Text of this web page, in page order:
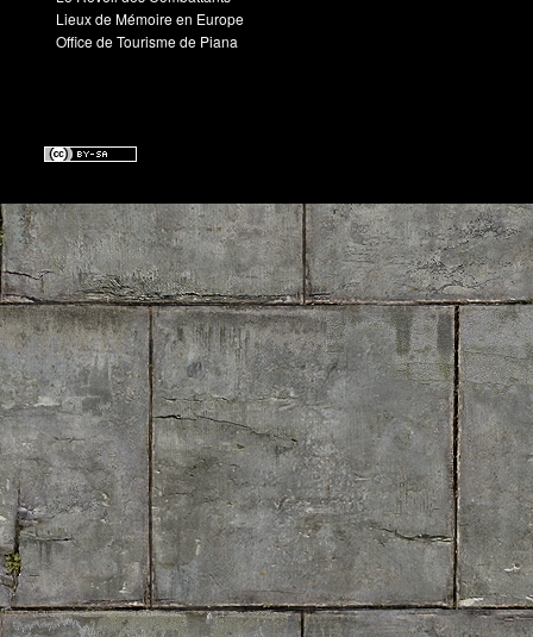
Lieux de Mémoire en Europe
Office de Tourisme de Piana